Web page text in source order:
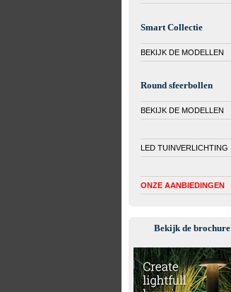
Smart Collectie
BEKIJK DE MODELLEN
Round sfeerbollen
BEKIJK DE MODELLEN
LED TUINVERLICHTING
ONZE AANBIEDINGEN
Bekijk de brochure